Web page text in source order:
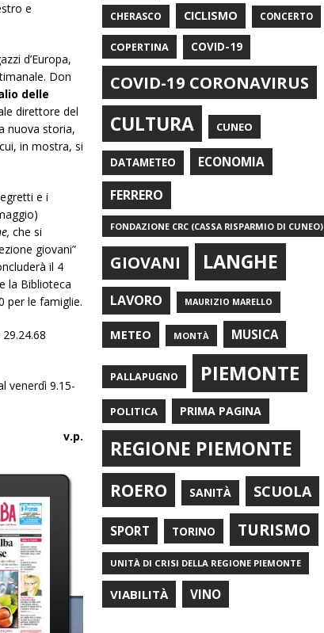
e
d’Europa,
Don
delle
direttore del
nuova storia,
in mostra, si
e i
che si
giovani”
il 4
e la Biblioteca
per le famiglie.
venerdì 9.15-
v.p.
CHERASCO CICLISMO CONCERTO
COPERTINA COVID-19
COVID-19 CORONAVIRUS
CULTURA CUNEO
DATAMETEO ECONOMIA
FERRERO
FONDAZIONE CRC (CASSA RISPARMIO DI CUNEO)
GIOVANI LANGHE
LAVORO MAURIZIO MARELLO
METEO MONTÀ MUSICA
PALLAPUGNO PIEMONTE
POLITICA PRIMA PAGINA
REGIONE PIEMONTE
ROERO SANITÀ SCUOLA
SPORT TORINO TURISMO
UNITÀ DI CRISI DELLA REGIONE PIEMONTE
VIABILITÀ VINO